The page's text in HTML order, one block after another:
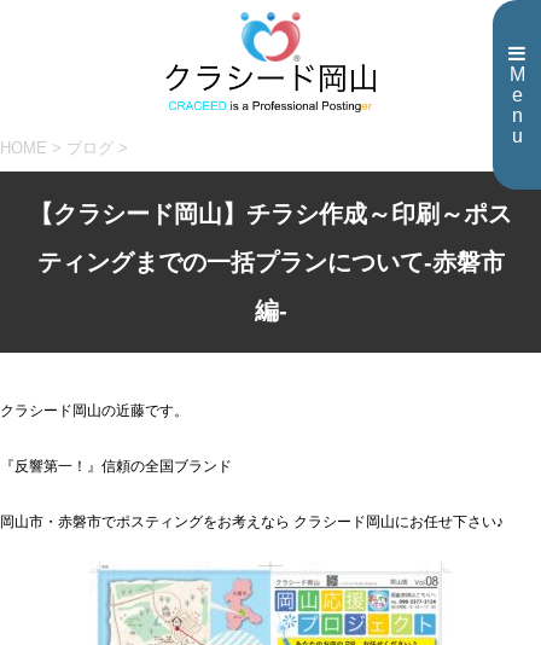
M
e
n
u
HOME > ブログ >
【クラシード岡山】チラシ作成～印刷～ポス
ティングまでの一括プランについて-赤磐市
編-
クラシード岡山の近藤です。
『反響第一！』信頼の全国ブランド
岡山市・赤磐市でポスティングをお考えなら クラシード岡山にお任せ下さい♪